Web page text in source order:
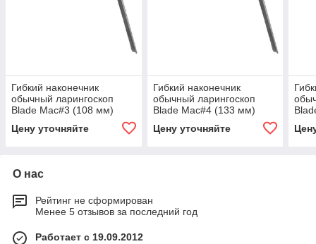
Гибкий наконечник
обычный ларингоскоп
Blade Mac#3 (108 мм)
Цену уточняйте
Гибкий наконечник
обычный ларингоскоп
Blade Mac#4 (133 мм)
Цену уточняйте
О нас
Рейтинг не сформирован
Менее 5 отзывов за последний год
Работает с 19.09.2012